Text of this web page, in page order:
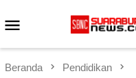
ke
Beranda Pendidikan